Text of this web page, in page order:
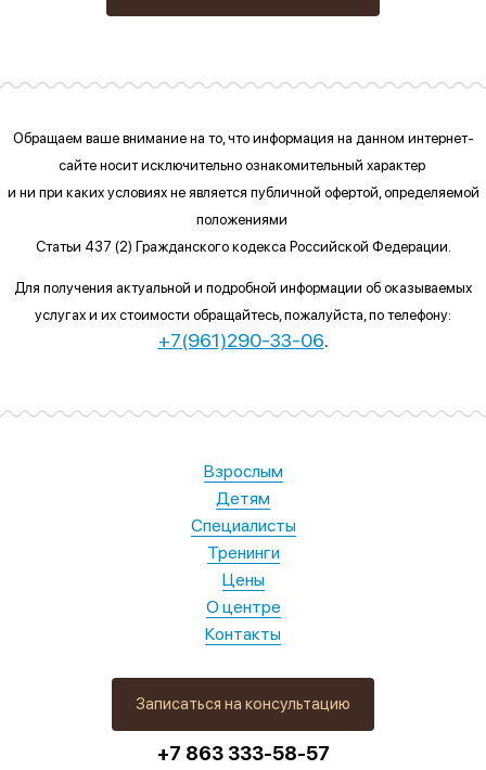
Обращаем ваше внимание на то, что информация на данном интернет-
сайтеносит исключительно ознакомительный характер
и ни при каких условияхне является публичной офертой, определяемой
положениями
Статьи 437 (2) Гражданского кодекса Российской Федерации.
Для получения актуальной и подробной информации об оказываемых
услугах и их стоимости обращайтесь, пожалуйста, по телефону:
+7(961)290-33-06.
Записаться на консультацию
+7 863 333-58-57
Взрослым
Детям
Специалисты
Тренинги
Цены
О центре
Контакты